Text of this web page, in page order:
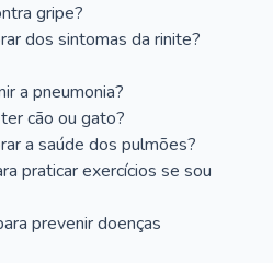
gripe?
dos sintomas da rinite?
a pneumonia?
cão ou gato?
a saúde dos pulmões?
praticar exercícios se sou
prevenir doenças